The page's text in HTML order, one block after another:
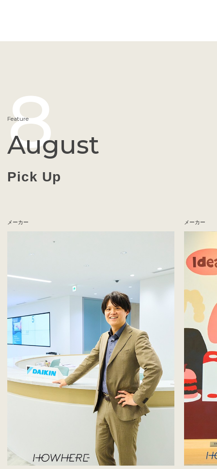
Feature
8
August
Pick Up
メーカー メーカー